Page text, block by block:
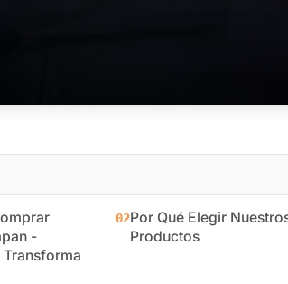
-
02Por Qué Elegir
Productos